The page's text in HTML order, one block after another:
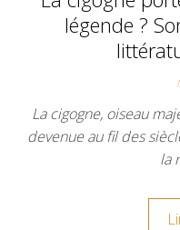
légende ?
La cigogne, oiseau
devenue au fil des
la